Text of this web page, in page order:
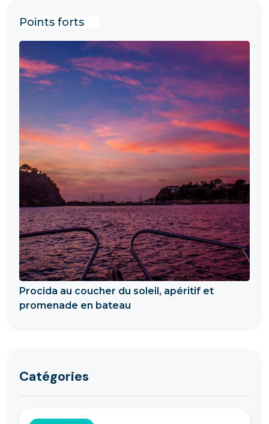
Points forts
Procida au coucher du soleil, apéritif et
promenade en bateau
Catégories